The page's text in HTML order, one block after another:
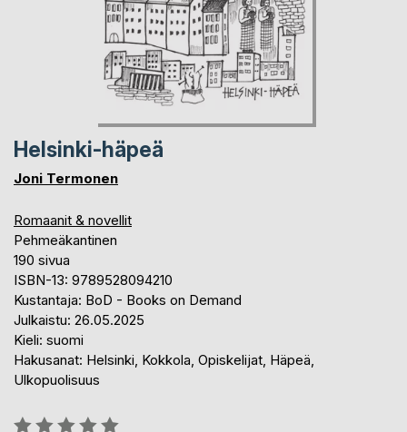
Helsinki-häpeä
Joni Termonen
Romaanit & novellit
Pehmeäkantinen
190 sivua
ISBN-13: 9789528094210
Kustantaja: BoD - Books on Demand
Julkaistu: 26.05.2025
Kieli: suomi
Hakusanat: Helsinki, Kokkola, Opiskelijat, Häpeä,
Ulkopuolisuus
Arvostelu::